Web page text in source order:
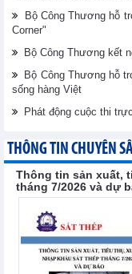
Bộ Công Thương hỗ
Corner"
Bộ Công Thương kết
Bộ Công Thương hỗ
sống hàng Việt
Phát động cuộc thi
THÔNG TIN CHUYÊN
Thông tin sản xuất,
tháng 7/2026 và dự